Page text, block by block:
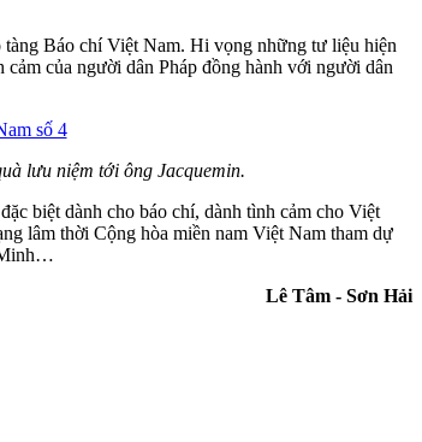
Báo chí Việt Nam. Hi vọng những tư liệu hiện
của người dân Pháp đồng hành với người dân
lưu niệm tới ông Jacquemin.
biệt dành cho báo chí, dành tình cảm cho Việt
lâm thời Cộng hòa miền nam Việt Nam tham dự
Minh…
Lê Tâm - Sơn Hải